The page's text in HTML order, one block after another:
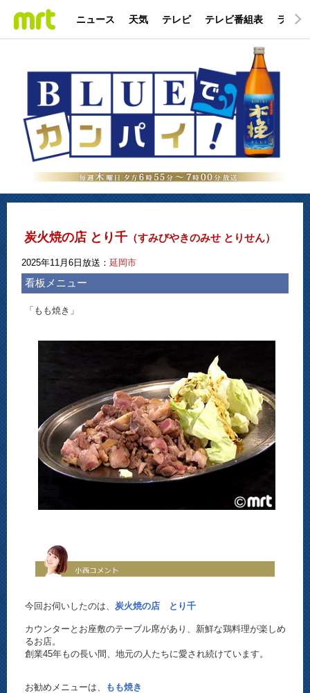
ニュース 天気 テレビ テレビ番組表 ラジオ
炭火焼の店 とり千 （すみびやきのみせ とりせん）
2025年11月6日放送：延岡市
看板メニュー
「もも焼き」
今回お伺いしたのは、 炭火焼の店 とり千
カウンターとお座敷のテーブル席があり、新鮮な鶏料理が楽しめ
るお店。
創業45年もの長い間、地元の人たちに愛され続けています。
お勧めメニューは、 もも焼き